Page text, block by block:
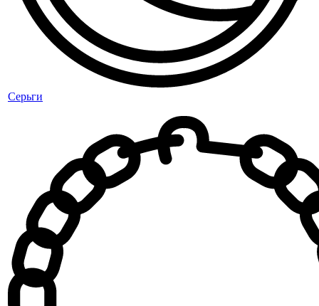
Серьги